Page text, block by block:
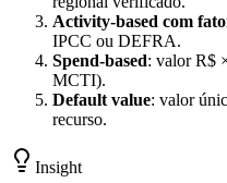
Activity-based com
IPCC ou DEFRA.
Spend-based: valor R$
MCTI).
Default value: valor
recurso.
Insight